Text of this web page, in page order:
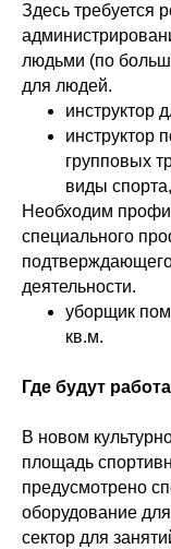
Здесь требуется
людьми (по
для людей.
инструктор
инструктор
групповых
виды
Необходим
специального
деятельности.
уборщик
кв.м.
Где будут
В новом
площадь
предусмотрено
оборудование
сектор для